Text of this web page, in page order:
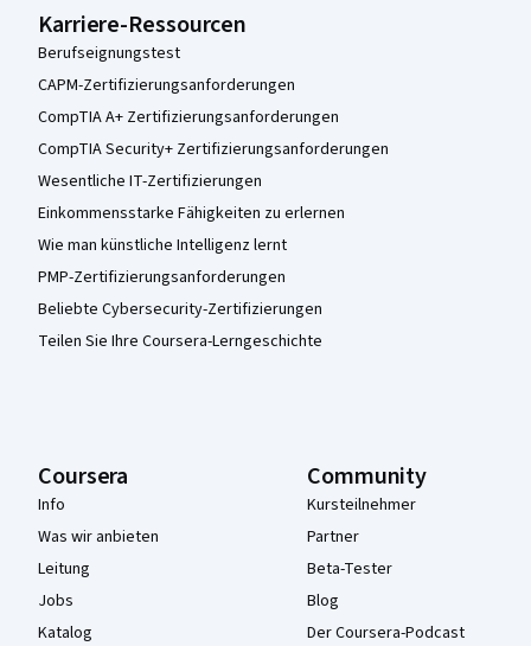
Karriere-Ressourcen
Berufseignungstest
CAPM-Zertifizierungsanforderungen
CompTIA A+ Zertifizierungsanforderungen
CompTIA Security+ Zertifizierungsanforderungen
Wesentliche IT-Zertifizierungen
Einkommensstarke Fähigkeiten zu erlernen
Wie man künstliche Intelligenz lernt
PMP-Zertifizierungsanforderungen
Beliebte Cybersecurity-Zertifizierungen
Teilen Sie Ihre Coursera-Lerngeschichte
Coursera
Info
Was wir anbieten
Leitung
Jobs
Katalog
Community
Kursteilnehmer
Partner
Beta-Tester
Blog
Der Coursera-Podcast